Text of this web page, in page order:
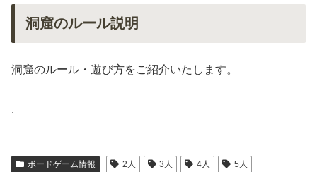
洞窟のルール説明
洞窟のルール・遊び方をご紹介いたします。
.
ボードゲーム情報 2人 3人 4人
5人